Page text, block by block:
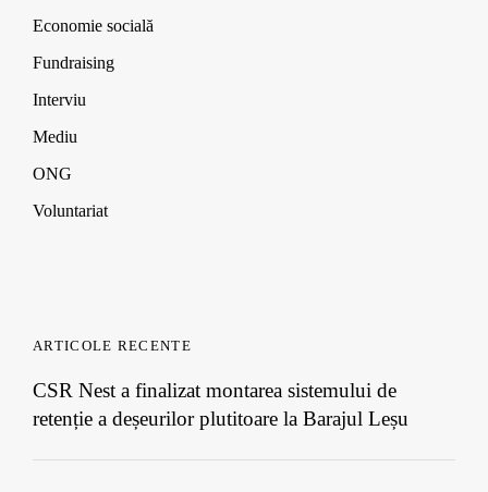
Economie socială
Fundraising
Interviu
Mediu
ONG
Voluntariat
ARTICOLE RECENTE
CSR Nest a finalizat montarea sistemului de
retenție a deșeurilor plutitoare la Barajul Leșu